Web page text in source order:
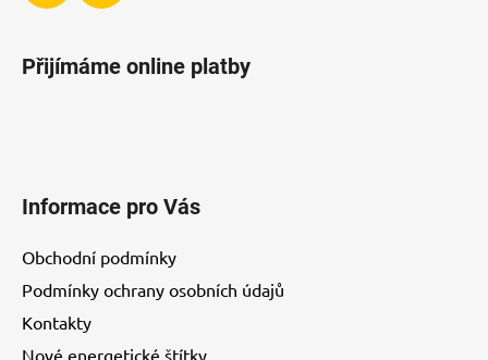
Přijímáme online platby
Informace pro Vás
Obchodní podmínky
Podmínky ochrany osobních údajů
Kontakty
Nové energetické štítky